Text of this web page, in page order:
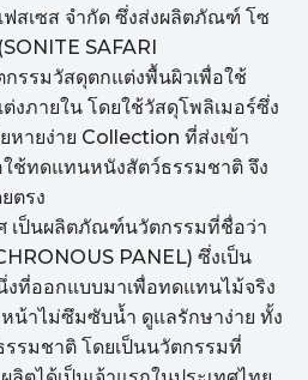
ฟสเซส จำกัด ซึ่งส่งผลิตภัณฑ์ โซ
SAFARI
รรมวัสดุตกแต่งพื้นผิวเพื่อใช้
งภายใน โดยใช้วัสดุโพลิเมอร์ซึ่ง
หายง่าย Collection ที่ส่งเข้า
ช้ทดแทนหนังสัตว์ธรรมชาติ จึง
ตรง
เป็นผลิตภัณฑ์นวัตกรรมที่ชื่อว่า
PANEL) ซึ่งเป็น
ที่ออกแบบมาเพื่อทดแทนไม้จริง
น้าไม่ซึมซับน้ำ ดูแลรักษาง่าย ทั้ง
รรมชาติ โดยเป็นนวัตกรรมที่